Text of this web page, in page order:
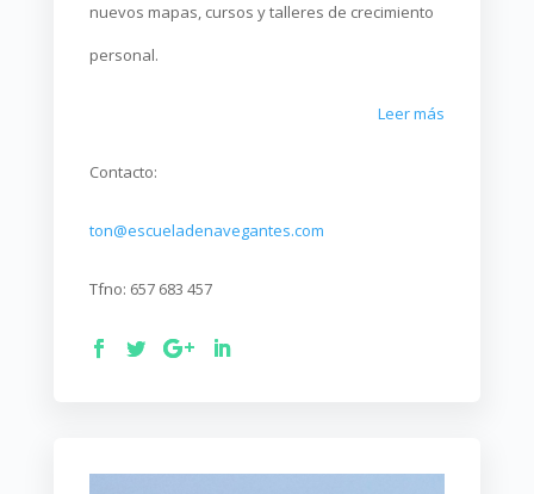
nuevos mapas, cursos y talleres de crecimiento
personal.
Leer más
Contacto:
ton@escueladenavegantes.com
Tfno: 657 683 457